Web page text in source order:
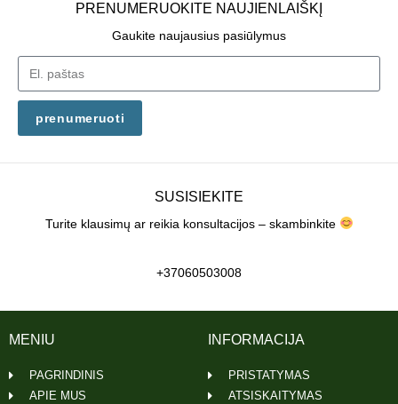
PRENUMERUOKITE NAUJIENLAIŠKĮ
Gaukite naujausius pasiūlymus
prenumeruoti
SUSISIEKITE
Turite klausimų ar reikia konsultacijos – skambinkite
+37060503008
INFORMACIJA
PRISTATYMAS
ATSISKAITYMAS
MENIU
PAGRINDINIS
APIE MUS